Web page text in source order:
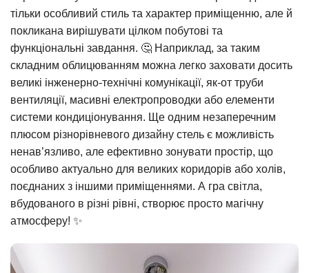
тільки особливий стиль та характер приміщенню, але й
покликана вирішувати цілком побутові та
функціональні завдання. 🤔 Наприклад, за таким
складним облицюванням можна легко заховати досить
великі інженерно-технічні комунікації, як-от труби
вентиляції, масивні електропроводки або елементи
системи кондиціонування. Ще одним незаперечним
плюсом різнорівневого дизайну стель є можливість
ненав’язливо, але ефективно зонувати простір, що
особливо актуально для великих коридорів або холів,
поєднаних з іншими приміщеннями. А гра світла,
вбудованого в різні рівні, створює просто магічну
атмосферу! ✨